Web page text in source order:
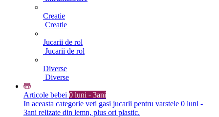
Creatie
Creatie
Jucarii de rol
Jucarii de rol
Diverse
Diverse
Articole bebei 0 luni - 3ani
In aceasta categorie veti gasi jucarii pentru varstele 0 luni -
3ani relizate din lemn, plus ori plastic.